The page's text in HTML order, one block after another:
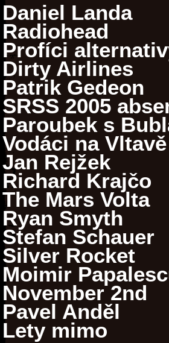
Daniel Landa
Radiohead
Profíci
Dirty Airlines
Patrik Gedeon
SRSS 2005
Paroubek s
Vodáci na Vltavě
Jan Rejžek
Richard Krajčo
The Mars Volta
Ryan Smyth
Stefan Schauer
Silver Rocket
Moimir
November 2nd
Pavel Anděl
Lety mimo